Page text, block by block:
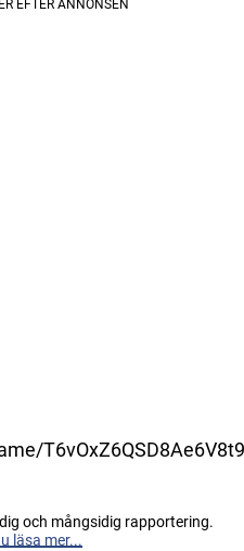
och mångsidig rapportering.
läsa mer...